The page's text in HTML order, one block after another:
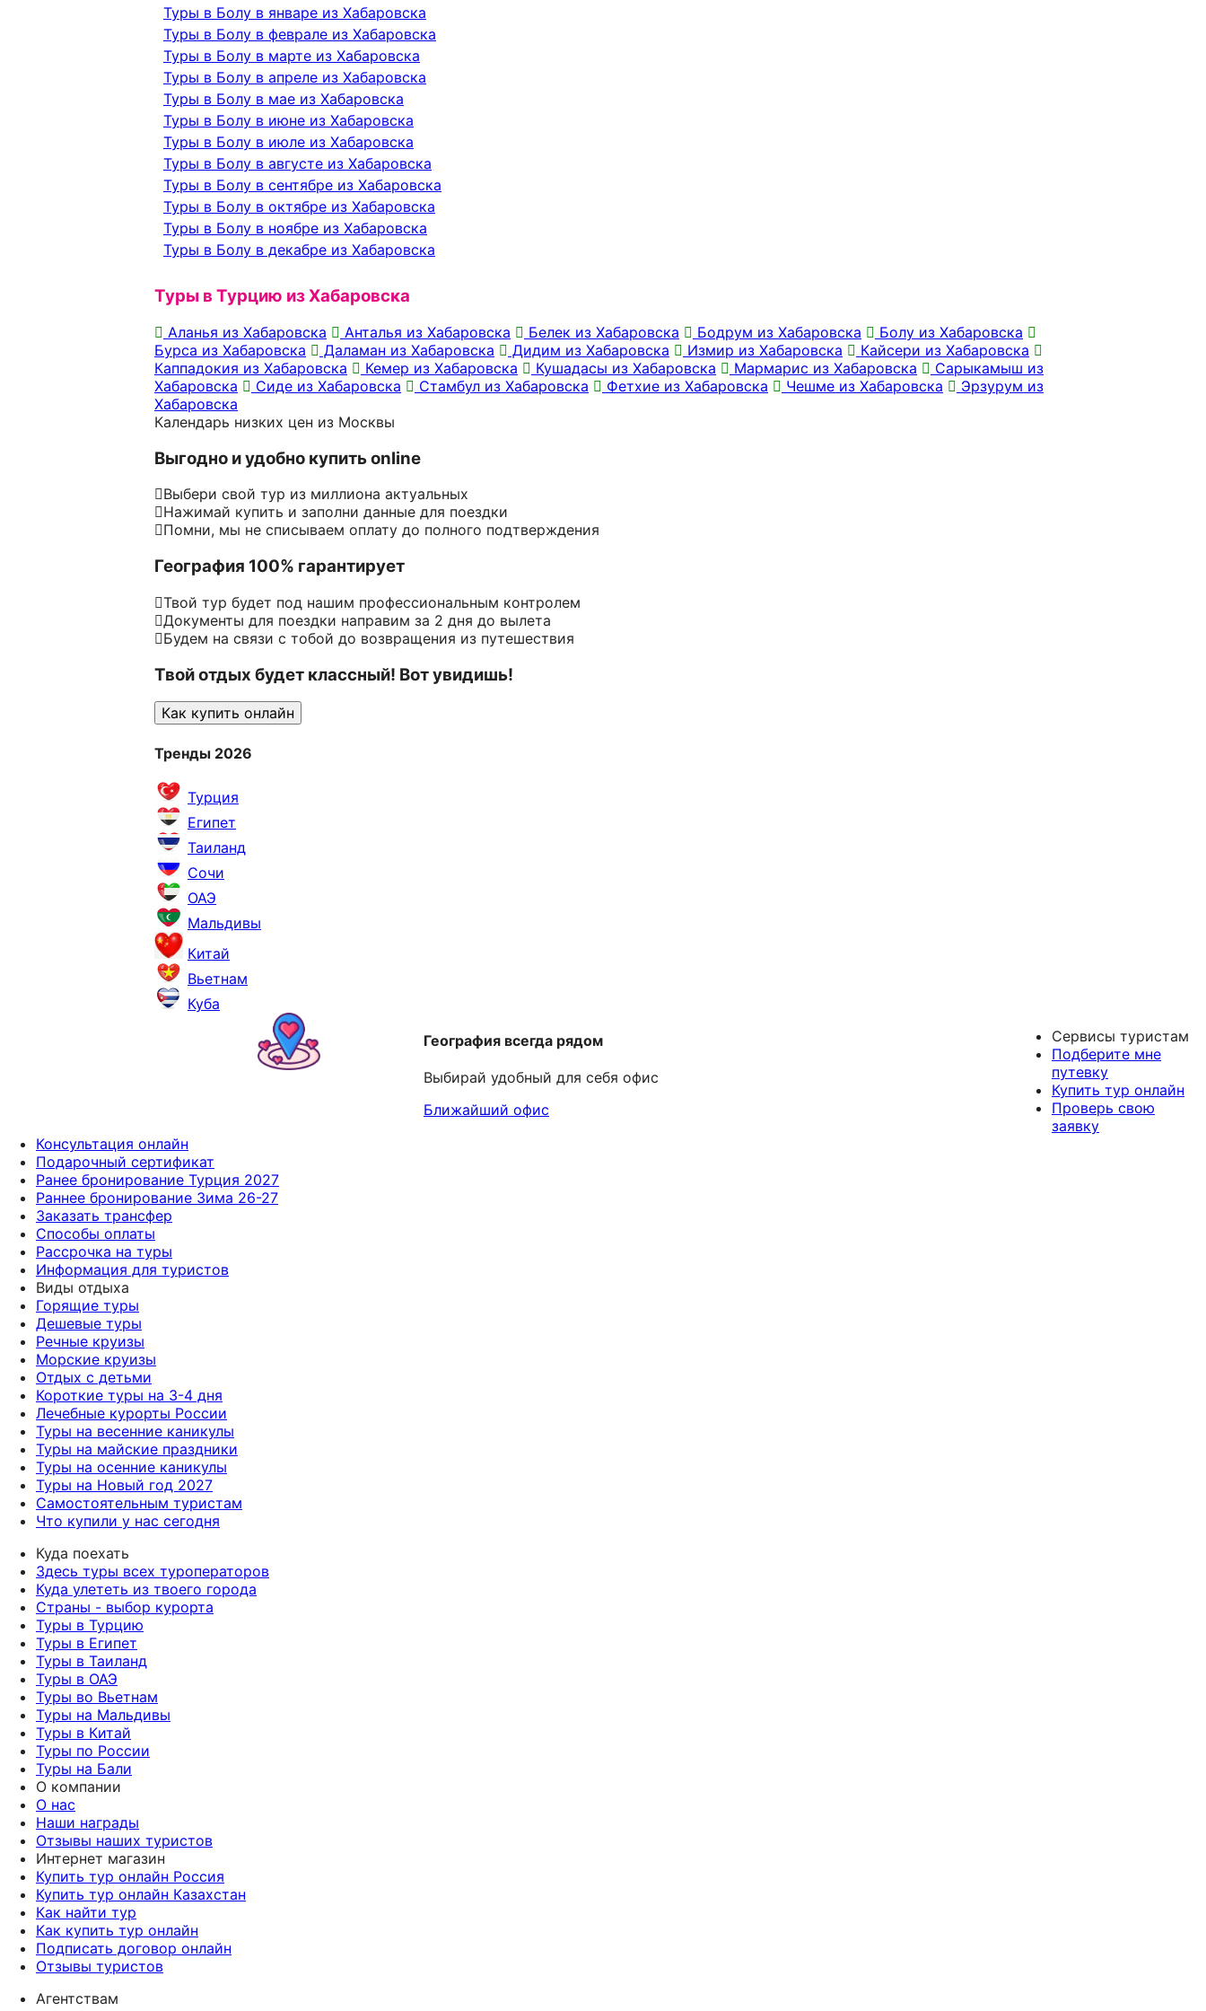
Туры в Болу в январе из Хабаровска
Туры в Болу в феврале из Хабаровска
Туры в Болу в марте из Хабаровска
Туры в Болу в апреле из Хабаровска
Туры в Болу в мае из Хабаровска
Туры в Болу в июне из Хабаровска
Туры в Болу в июле из Хабаровска
Туры в Болу в августе из Хабаровска
Туры в Болу в сентябре из Хабаровска
Туры в Болу в октябре из Хабаровска
Туры в Болу в ноябре из Хабаровска
Туры в Болу в декабре из Хабаровска
Туры в Турцию из Хабаровска
Аланья из Хабаровска Анталья из Хабаровска Белек из Хабаровска Бодрум из Хабаровска
Болу из Хабаровска
Бурса из Хабаровска
Даламан из Хабаровска Дидим из Хабаровска Измир из Хабаровска
Кайсери из Хабаровска
Каппадокия из Хабаровска
Кемер из Хабаровска Кушадасы из Хабаровска Мармарис из Хабаровска
Сарыкамыш из
Хабаровска
Сиде из Хабаровска Стамбул из Хабаровска Фетхие из Хабаровска Чешме из Хабаровска
Эрзурум из
Хабаровска
Календарь низких цен из Москвы
Выгодно и удобно купить online
Выбери свой тур из миллиона актуальных
Нажимай купить и заполни данные для поездки
Помни, мы не списываем оплату до полного подтверждения
География 100% гарантирует
Твой тур будет под нашим профессиональным контролем
Документы для поездки направим за 2 дня до вылета
Будем на связи с тобой до возвращения из путешествия
Твой отдых будет классный! Вот увидишь!
Как купить онлайн
Тренды 2026
Турция
Египет
Таиланд
Сочи
ОАЭ
Мальдивы
Китай
Вьетнам
Куба
География всегда рядом
Выбирай удобный для себя офис
Ближайший офис
Сервисы туристам
Подберите мне
путевку
Купить тур онлайн
Проверь свою
заявку
Консультация онлайн
Подарочный сертификат
Ранее бронирование Турция 2027
Раннее бронирование Зима 26-27
Заказать трансфер
Способы оплаты
Рассрочка на туры
Информация для туристов
Виды отдыха
Горящие туры
Дешевые туры
Речные круизы
Морские круизы
Отдых с детьми
Короткие туры на 3-4 дня
Лечебные курорты России
Туры на весенние каникулы
Туры на майские праздники
Туры на осенние каникулы
Туры на Новый год 2027
Самостоятельным туристам
Что купили у нас сегодня
Куда поехать
Здесь туры всех туроператоров
Куда улететь из твоего города
Страны - выбор курорта
Туры в Турцию
Туры в Египет
Туры в Таиланд
Туры в ОАЭ
Туры во Вьетнам
Туры на Мальдивы
Туры в Китай
Туры по России
Туры на Бали
О компании
О нас
Наши награды
Отзывы наших туристов
Интернет магазин
Купить тур онлайн Россия
Купить тур онлайн Казахстан
Как найти тур
Как купить тур онлайн
Подписать договор онлайн
Отзывы туристов
Агентствам